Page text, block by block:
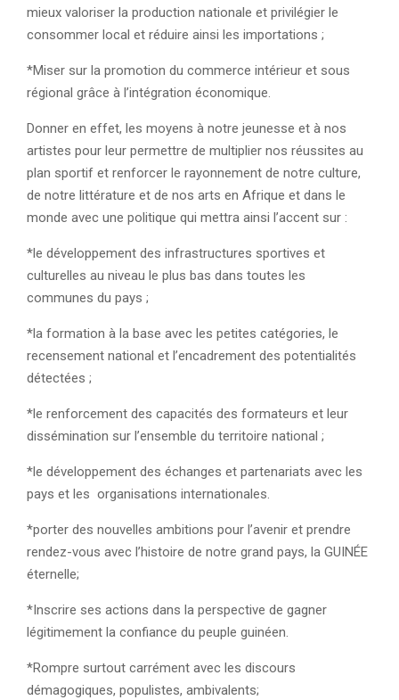
mieux valoriser la production nationale et privilégier le
consommer local et réduire ainsi les importations ;
*Miser sur la promotion du commerce intérieur et sous
régional grâce à l’intégration économique.
Donner en effet, les moyens à notre jeunesse et à nos
artistes pour leur permettre de multiplier nos réussites au
plan sportif et renforcer le rayonnement de notre culture,
de notre littérature et de nos arts en Afrique et dans le
monde avec une politique qui mettra ainsi l’accent sur :
*le développement des infrastructures sportives et
culturelles au niveau le plus bas dans toutes les
communes du pays ;
*la formation à la base avec les petites catégories, le
recensement national et l’encadrement des potentialités
détectées ;
*le renforcement des capacités des formateurs et leur
dissémination sur l’ensemble du territoire national ;
*le développement des échanges et partenariats avec les
pays et les organisations internationales.
*porter des nouvelles ambitions pour l’avenir et prendre
rendez-vous avec l’histoire de notre grand pays, la GUINÉE
éternelle;
*Inscrire ses actions dans la perspective de gagner
légitimement la confiance du peuple guinéen.
*Rompre surtout carrément avec les discours
démagogiques, populistes, ambivalents;